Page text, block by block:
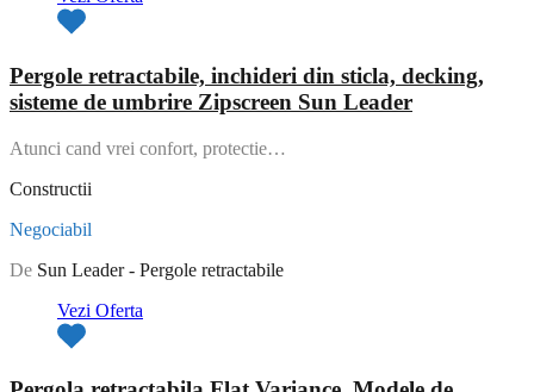
Pergole retractabile, inchideri din sticla, decking,
sisteme de umbrire Zipscreen Sun Leader
Atunci cand vrei confort, protectie…
Constructii
Negociabil
De Sun Leader - Pergole retractabile
Vezi Oferta